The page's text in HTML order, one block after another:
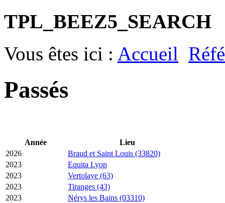
TPL_BEEZ5_SEARCH
Vous êtes ici : Accueil
Passés
Année
Lieu
2026
Braud et Saint Louis (33820)
2023
Equita Lyon
2023
Vertolaye (63)
2023
Tiranges (43)
2023
Nérys les Bains (03310)